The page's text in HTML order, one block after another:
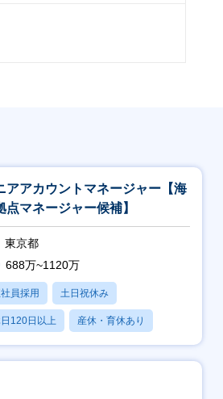
アアカウントマネージャー【海
点マネージャー候補】
東京都
688万~1120万
員採用 土日祝休み
120日以上 産休・育休あり
業20時間以内